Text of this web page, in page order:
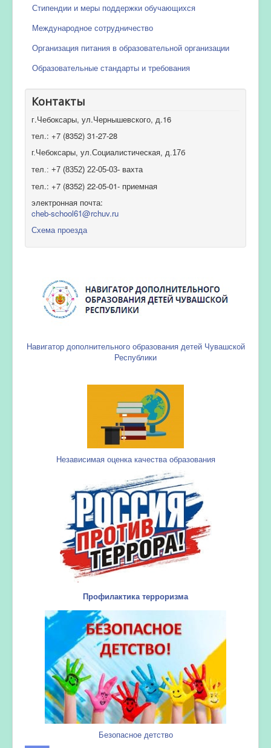
Стипендии и меры поддержки обучающихся
Международное сотрудничество
Организация питания в образовательной организации
Образовательные стандарты и требования
Контакты
г.Чебоксары, ул.Чернышевского, д.16
тел.: +7 (8352) 31-27-28
г.Чебоксары, ул.Социалистическая, д.17б
тел.: +7 (8352) 22-05-03- вахта
тел.: +7 (8352) 22-05-01- приемная
электронная почта:
cheb-school61@rchuv.ru
Схема проезда
Навигатор дополнительного образования детей Чувашской
Республики
Независимая оценка качества образования
Профилактика терроризма
Безопасное детство